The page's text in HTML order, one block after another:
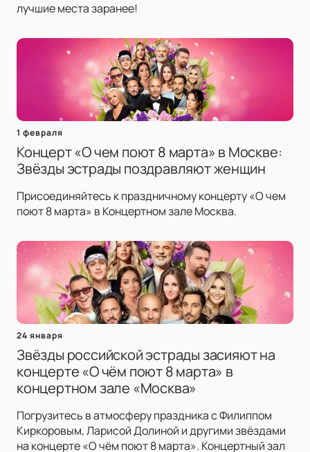
лучшие места заранее!
1 февраля
Концерт «О чем поют 8 марта» в Москве:
Звёзды эстрады поздравляют женщин
Присоединяйтесь к праздничному концерту «О чем
поют 8 марта» в Концертном зале Москва.
24 января
Звёзды российской эстрады засияют на
концерте «О чём поют 8 марта» в
концертном зале «Москва»
Погрузитесь в атмосферу праздника с Филиппом
Киркоровым, Ларисой Долиной и другими звёздами
на концерте «О чём поют 8 марта». Концертный зал